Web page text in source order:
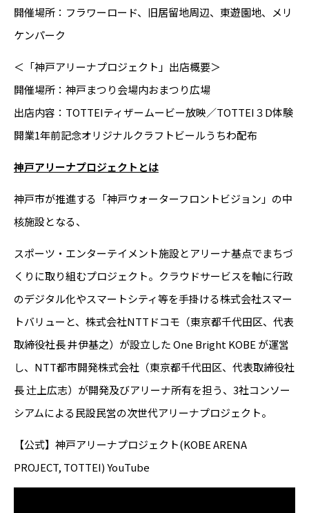
開催場所：フラワーロード、旧居留地周辺、東遊園地、メリ
ケンパーク
＜「神戸アリーナプロジェクト」出店概要＞
開催場所：神戸まつり会場内おまつり広場
出店内容：TOTTEIティザームービー放映／TOTTEI３D体験
開業1年前記念オリジナルクラフトビールうちわ配布
神戸アリーナプロジェクトとは
神戸市が推進する「神戸ウォーターフロントビジョン」の中
核施設となる、
スポーツ・エンターテイメント施設とアリーナ基点でまちづ
くりに取り組むプロジェクト。クラウドサービスを軸に行政
のデジタル化やスマートシティ等を手掛ける株式会社スマー
トバリューと、株式会社NTTドコモ（東京都千代田区、代表
取締役社長 井伊基之）が設立した One Bright KOBE が運営
し、NTT都市開発株式会社（東京都千代田区、代表取締役社
長 辻󠄀上広志）が開発及びアリーナ所有を担う、3社コンソー
シアムによる民設民営の次世代アリーナプロジェクト。
【公式】神戸アリーナプロジェクト(KOBE ARENA
PROJECT, TOTTEI) YouTube